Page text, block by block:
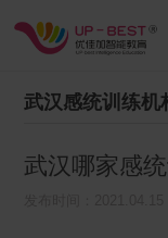
武汉感统训练机
武汉哪家感